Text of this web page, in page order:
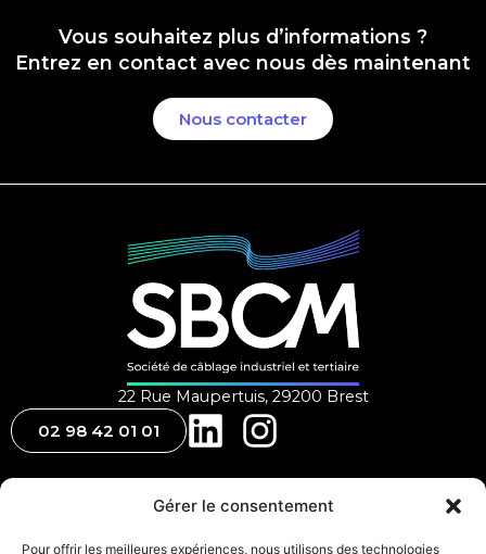
Gérer le consentement
Pour offrir les meilleures expériences, nous utilisons des technologies
Vous souhaitez plus d’informations ?
Entrez en contact avec nous dès maintenant
Nous contacter
22 Rue Maupertuis, 29200 Brest
02 98 42 01 01
A propos